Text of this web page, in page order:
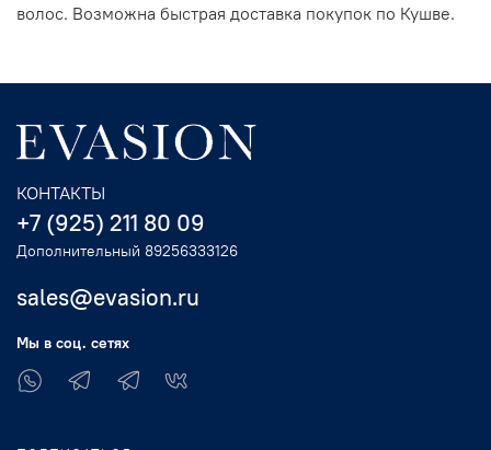
волос. Возможна быстрая доставка покупок по Кушве.
КОНТАКТЫ
+7 (925) 211 80 09
Дополнительный 89256333126
sales@evasion.ru
Мы в соц. сетях